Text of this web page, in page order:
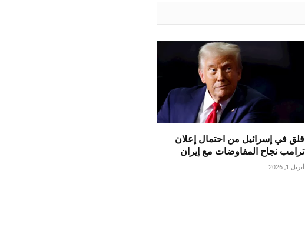
قلق في إسرائيل من احتمال إعلان
ترامب نجاح المفاوضات مع إيران
أبريل 1, 2026